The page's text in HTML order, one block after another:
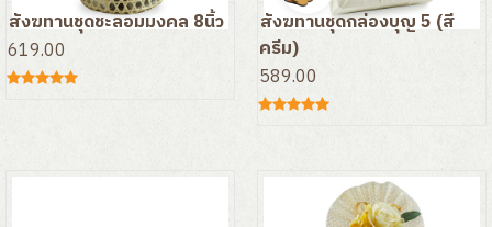
สังฆทานชุดชะลอมมงคล 8นิ้ว
619.00
สังฆทานชุดกล่องบุญ 5 (สี
ครีม)
589.00